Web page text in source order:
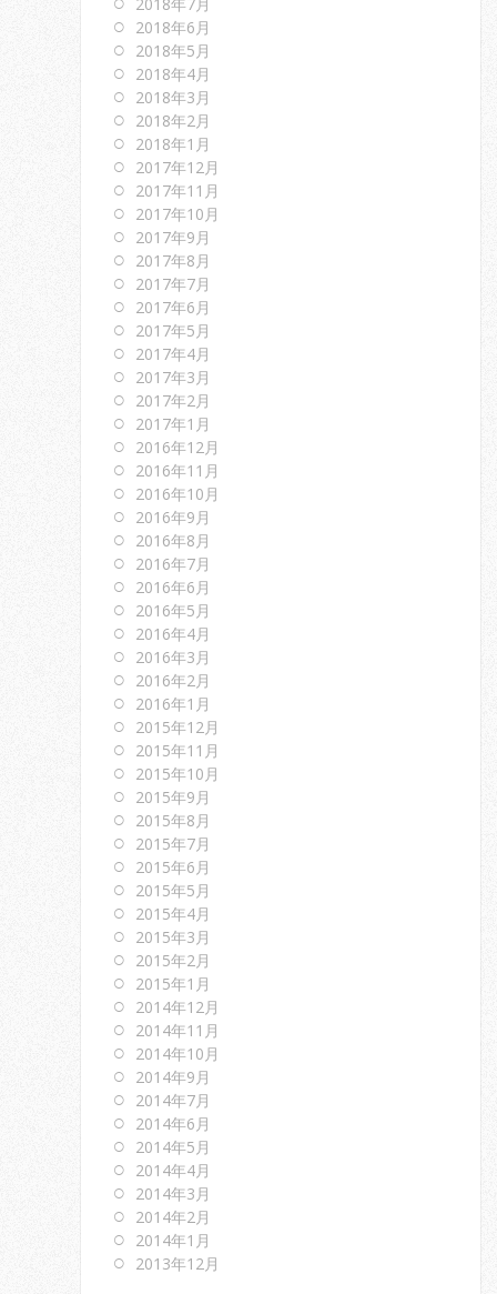
2018年6月
2018年5月
2018年4月
2018年3月
2018年2月
2018年1月
2017年12月
2017年11月
2017年10月
2017年9月
2017年8月
2017年7月
2017年6月
2017年5月
2017年4月
2017年3月
2017年2月
2017年1月
2016年12月
2016年11月
2016年10月
2016年9月
2016年8月
2016年7月
2016年6月
2016年5月
2016年4月
2016年3月
2016年2月
2016年1月
2015年12月
2015年11月
2015年10月
2015年9月
2015年8月
2015年7月
2015年6月
2015年5月
2015年4月
2015年3月
2015年2月
2015年1月
2014年12月
2014年11月
2014年10月
2014年9月
2014年7月
2014年6月
2014年5月
2014年4月
2014年3月
2014年2月
2014年1月
2013年12月